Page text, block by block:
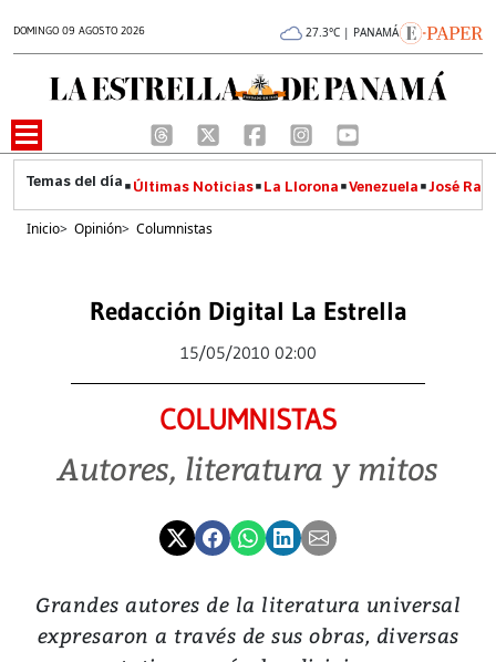
DOMINGO 09 AGOSTO 2026 27.3°C | PANAMÁ
Últimas Noticias La Llorona Venezuela José
Inicio> Opinión> Columnistas
Redacción Digital La Estrella
15/05/2010 02:00
COLUMNISTAS
Autores, literatura y mitos
Grandes autores de la literatura universal
expresaron a través de sus obras, diversas